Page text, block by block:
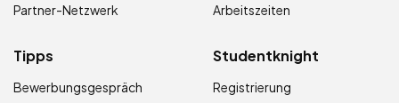
Partner-Netzwerk
Arbeitszeiten
Tipps
Bewerbungsgespräch
Studentknight
Registrierung